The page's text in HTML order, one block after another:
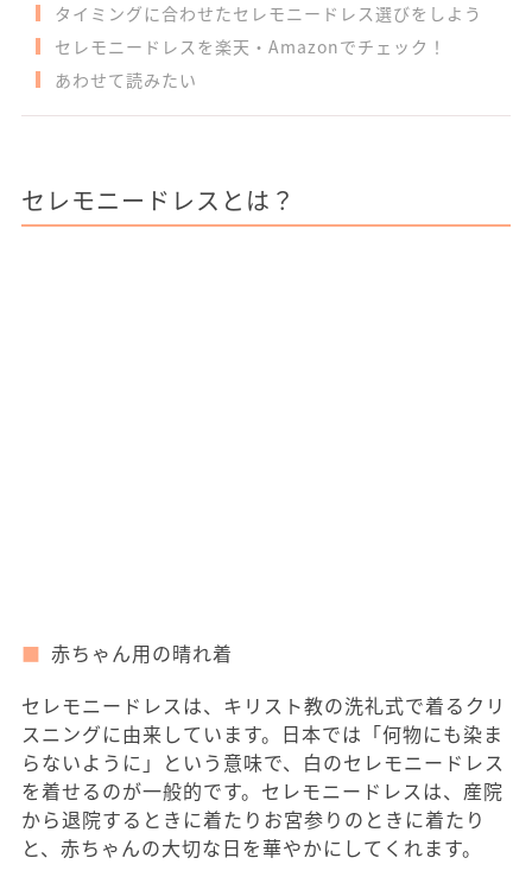
タイミングに合わせたセレモニードレス選びをしよう
セレモニードレスを楽天・Amazonでチェック！
あわせて読みたい
セレモニードレスとは？
赤ちゃん用の晴れ着
セレモニードレスは、キリスト教の洗礼式で着るクリ
スニングに由来しています。日本では「何物にも染ま
らないように」という意味で、白のセレモニードレス
を着せるのが一般的です。セレモニードレスは、産院
から退院するときに着たりお宮参りのときに着たり
と、赤ちゃんの大切な日を華やかにしてくれます。